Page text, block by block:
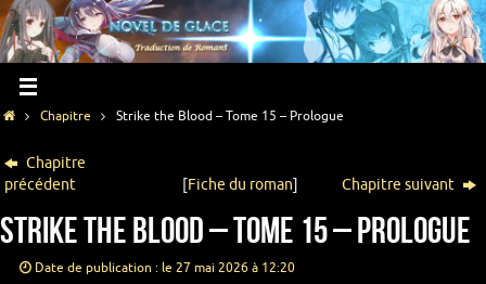
Chapitre Strike the Blood – Tome 15 – Prologue
Chapitre
précédent
[Fiche du roman] Chapitre suivant
Strike the Blood – Tome 15 – Prologue
Date de publication : le 27 mai 2026 à 12:20